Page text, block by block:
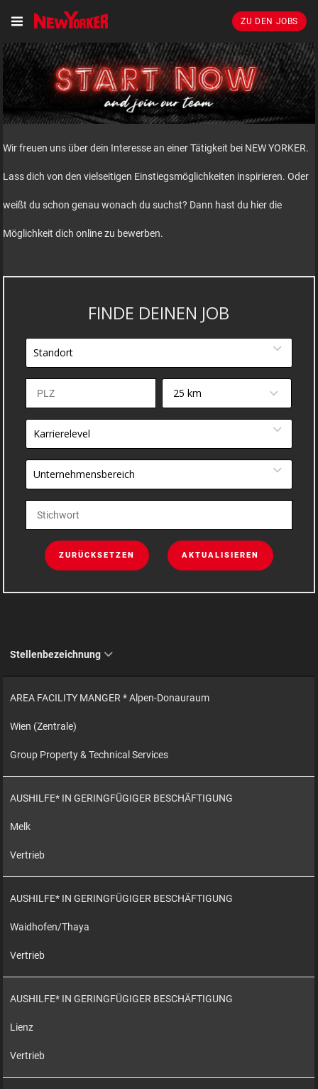
ZU DEN JOBS
Wir freuen uns über dein Interesse an einer Tätigkeit bei NEW YORKER.
Lass dich von den vielseitigen Einstiegsmöglichkeiten inspirieren. Oder
weißt du schon genau wonach du suchst? Dann hast du hier die
Möglichkeit dich online zu bewerben.
FINDE DEINEN JOB
Standort
25 km
Karrierelevel
Unternehmensbereich
ZURÜCKSETZEN AKTUALISIEREN
Stellenbezeichnung
AREA FACILITY MANGER * Alpen-Donauraum
Wien (Zentrale)
Group Property & Technical Services
AUSHILFE* IN GERINGFÜGIGER BESCHÄFTIGUNG
Melk
Vertrieb
AUSHILFE* IN GERINGFÜGIGER BESCHÄFTIGUNG
Waidhofen/Thaya
Vertrieb
AUSHILFE* IN GERINGFÜGIGER BESCHÄFTIGUNG
Lienz
Vertrieb